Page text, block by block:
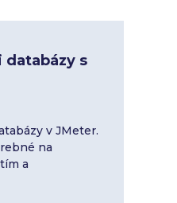
s
v JMeter.
na
a